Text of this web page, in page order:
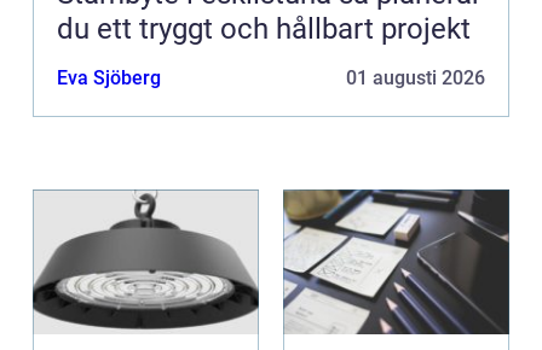
du ett tryggt och hållbart projekt
Eva Sjöberg 01 augusti 2026